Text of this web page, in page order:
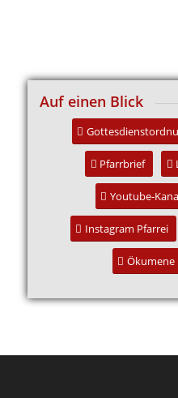
Auf einen Blick
Pfarrbrief
Youtube-
Instagram Pfarrei
Ökumene